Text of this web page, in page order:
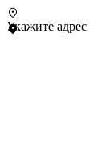
Укажите адрес